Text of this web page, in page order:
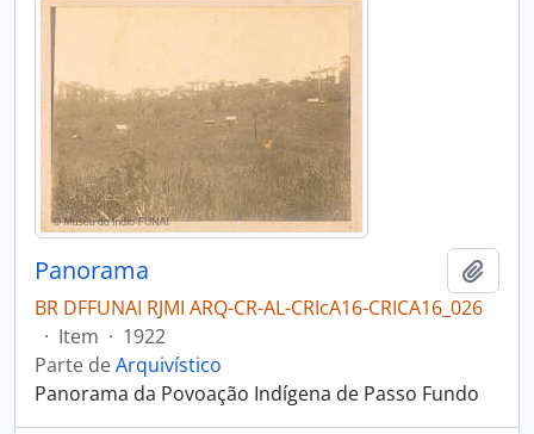
Panorama
BR DFFUNAI RJMI ARQ-CR-AL-CRIcA16-CRICA16_026
· Item · 1922
Parte deArquivístico
Panorama da Povoação Indígena de Passo Fundo